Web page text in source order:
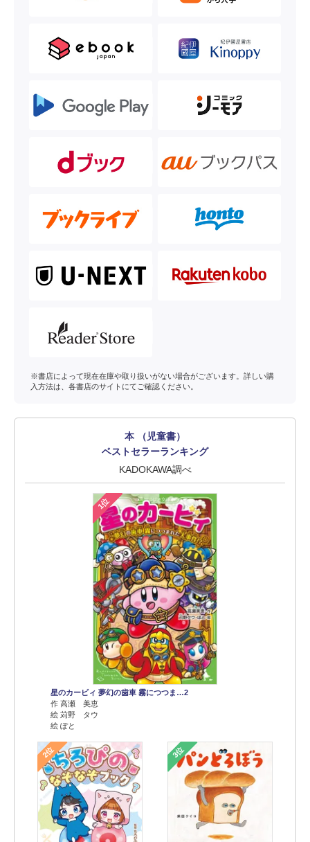
※書店によって現在在庫や取り扱いがない場合がございます。詳しい購
入方法は、各書店のサイトにてご確認ください。
本 （児童書）
ベストセラーランキング
KADOKAWA調べ
1位
星のカービィ 夢幻の歯車 霧につつま…2
作 高瀬 美恵
絵 苅野 タウ
絵 ぽと
2位 3位